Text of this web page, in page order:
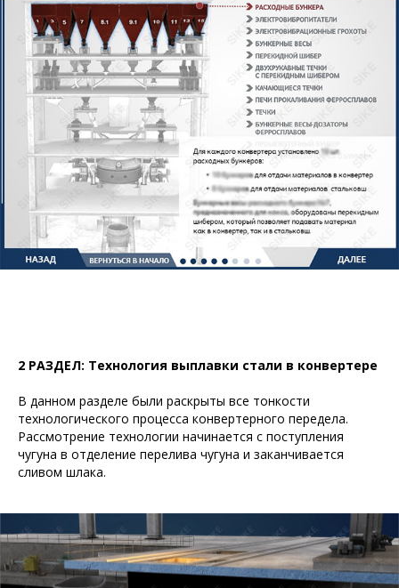
2 РАЗДЕЛ: Технология выплавки стали в конвертере
В данном разделе были раскрыты все тонкости
технологического процесса конвертерного передела.
Рассмотрение технологии начинается с поступления
чугуна в отделение перелива чугуна и заканчивается
сливом шлака.